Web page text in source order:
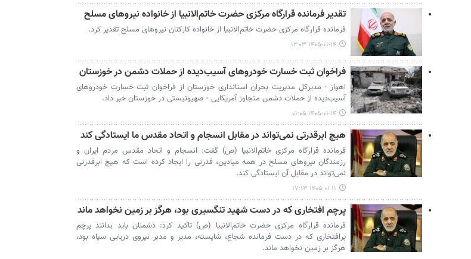
تقدیر فرمانده قرارگاه مرکزی حضرت خاتم‌الانبیا از خانواده نیروهای مسلح
فرمانده قرارگاه مرکزی حضرت خاتم‌الانبیا از خانواده کارکنان نیروهای مسلح تقدیر کرد.
۱۴۰۵-۰۱-۱۴ ۱۲:۰۳
فراخوان ثبت خسارت خودروهای آسیب‌دیده از حملات دشمن در خوزستان
اهواز - مدیرکل مدیریت بحران استانداری خوزستان از فراخوان ثبت خسارت خودروهای
آسیب‌دیده از حملات دشمن متجاوز آمریکایی - صهیونیستی در خوزستان خبر داد.
۱۴۰۵-۰۱-۱۴ ۰۱:۰۵
هیچ ابرقدرتی نمی‌تواند در مقابل انسجام و اتحاد مقدس ما ایستادگی کند
فرمانده قرارگاه مرکزی خاتم‌الانبیا (ص) گفت: انسجام و اتحاد مقدس مردم ایران و
رزمندگان نیروهای مسلح در همه میادین، قدرتی را ایجاد کرده است که هیچ ابرقدرتی
نمی‌تواند در مقابل آن ایستادگی کند.
۱۴۰۵-۰۱-۱۱ ۱۷:۱۳
پرچم افتخاری که در دست شهید تنگسیری بود، هرگز بر زمین نخواهد ماند
فرمانده قرارگاه مرکزی حضرت خاتم‌الانبیا (ص) تاکید کرد: دشمنان باید بدانند پرچم
پرافتخاری که در دست فرمانده شجاع، شایسته، مدیر و مدبر نیروی دریایی سپاه بود،
هرگز بر زمین نخواهد ماند.